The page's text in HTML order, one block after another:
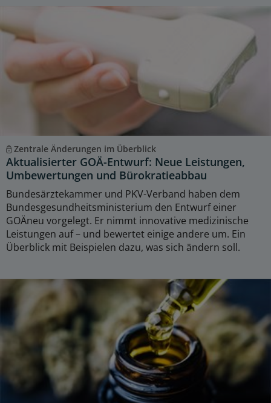
Zentrale Änderungen im Überblick
Aktualisierter GOÄ-Entwurf: Neue Leistungen,
Umbewertungen und Bürokratieabbau
Bundesärztekammer und PKV-Verband haben dem
Bundesgesundheitsministerium den Entwurf einer
GOÄneu vorgelegt. Er nimmt innovative medizinische
Leistungen auf – und bewertet einige andere um. Ein
Überblick mit Beispielen dazu, was sich ändern soll.